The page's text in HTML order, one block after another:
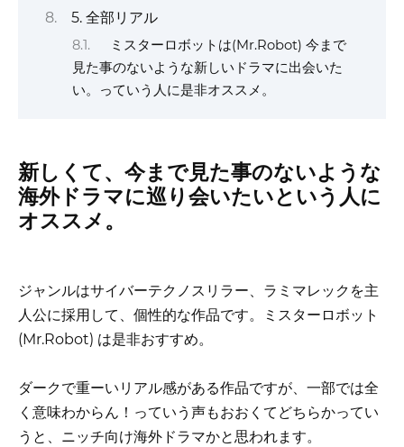
5. 全部リアル
ミスターロボットは(Mr.Robot) 今まで
見た事のないような新しいドラマに出会いた
い。っていう人に是非オススメ。
新しくて、今まで見た事のないような
海外ドラマに巡り会いたいという人に
オススメ。
ジャンルはサイバーテクノスリラー、ラミマレックを主
人公に採用して、個性的な作品です。ミスターロボット
(Mr.Robot) は是非おすすめ。
ダークで重ーいリアル感がある作品ですが、一部では全
く意味わからん！っていう声もおおくてどちらかってい
うと、ニッチ向け海外ドラマかと思われます。